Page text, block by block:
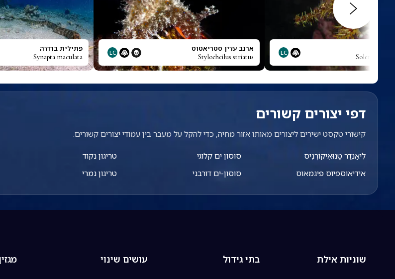
LC ארנב עדין סטריאטוס
Stylocheilus striatus
LC פתילית ברודה
Synapta maculata
דפי יצורים קשורים
קישורי טקסט ישירים ליצורים מאותו אזור מחיה, כדי להקל על מעבר בין עמודי יצורים קשורים.
לִיאַנְדֶר טֶנוּאִיקוֹרְנִיס
אידיאוספיוס פיגמאוס
סוסון ים קלוגי
סוסון-ים דורבני
טריגון נקוד
טריגון נמרי
שוניות אילת בתי גידול עושים שינוי